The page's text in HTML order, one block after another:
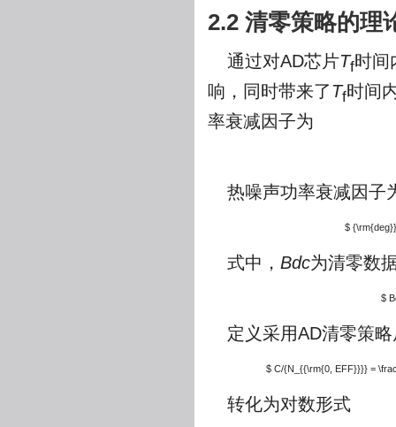
2.2 清零策略的理
通过对AD芯片Tf时间
响，同时带来了 Tf时间
率衰减因子为
热噪声功率衰减因子
$
式中， Bdc为清零数
$
定义采用AD清零策
$ C/{N_{{\rm{0, EFF}}}} =
转化为对数形式